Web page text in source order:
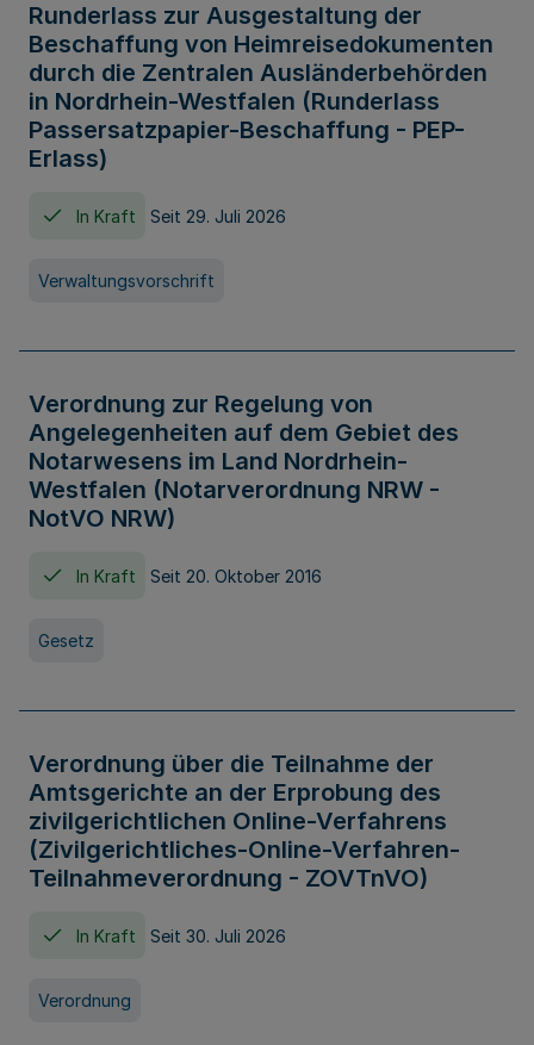
Runderlass zur Ausgestaltung der
Beschaffung von Heimreisedokumenten
durch die Zentralen Ausländerbehörden
in Nordrhein-Westfalen (Runderlass
Passersatzpapier-Beschaffung - PEP-
Erlass)
In Kraft Seit 29. Juli 2026
Verwaltungsvorschrift
Verordnung zur Regelung von
Angelegenheiten auf dem Gebiet des
Notarwesens im Land Nordrhein-
Westfalen (Notarverordnung NRW -
NotVO NRW)
In Kraft Seit 20. Oktober 2016
Gesetz
Verordnung über die Teilnahme der
Amtsgerichte an der Erprobung des
zivilgerichtlichen Online-Verfahrens
(Zivilgerichtliches-Online-Verfahren-
Teilnahmeverordnung - ZOVTnVO)
In Kraft Seit 30. Juli 2026
Verordnung